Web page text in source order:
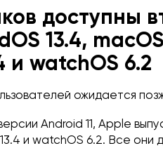
доступны
13.4,
и watchOS 6.2
ожидается
Android 11, Apple
и watchOS 6.2. Все они